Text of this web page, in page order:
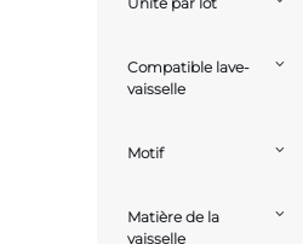
Compatible lave-
vaisselle
Motif
Matière de la
vaisselle